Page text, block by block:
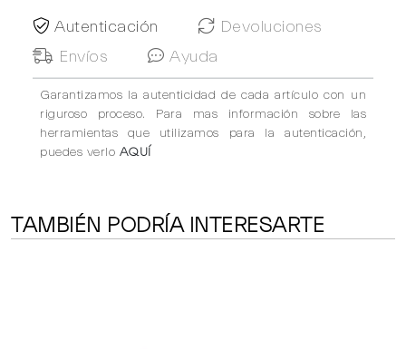
Autenticación
Devoluciones
Envíos
Ayuda
Garantizamos la autenticidad de cada artículo con un
riguroso proceso. Para mas información sobre las
herramientas que utilizamos para la autenticación,
puedes verlo AQUÍ
TAMBIÉN PODRÍA INTERESARTE